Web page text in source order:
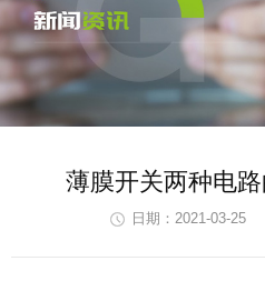
薄膜开关两种电
日期：2021-03-25